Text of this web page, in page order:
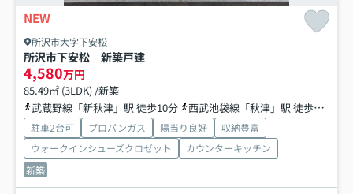
NEW
所沢市大字下安松
所沢市下安松 新築戸建
4,580万円
85.49㎡ (3LDK) /新築
武蔵野線「新秋津」駅 徒歩10分
西武池袋線「秋津」駅 徒歩12分
駐車2台可 プロパンガス 陽当り良好
収納豊富
ウォークインシューズクロゼット
カウンターキッチン
新築